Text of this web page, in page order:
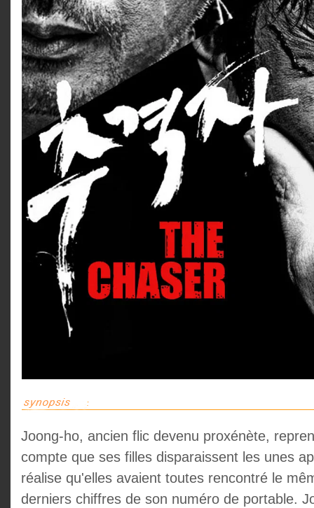
Joong-ho, ancien flic devenu proxénète,
compte que ses filles disparaissent les unes
réalise qu'elles avaient toutes rencontré le
derniers chiffres de son numéro de portable.